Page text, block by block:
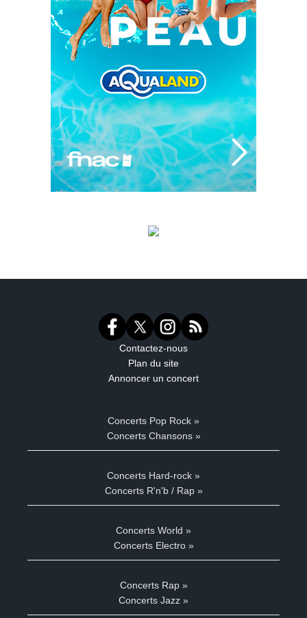
Contactez-nous
Plan du site
Annoncer un concert
Concerts Pop Rock »
Concerts Chansons »
Concerts Hard-rock »
Concerts R'n'b / Rap »
Concerts World »
Concerts Electro »
Concerts Rap »
Concerts Jazz »